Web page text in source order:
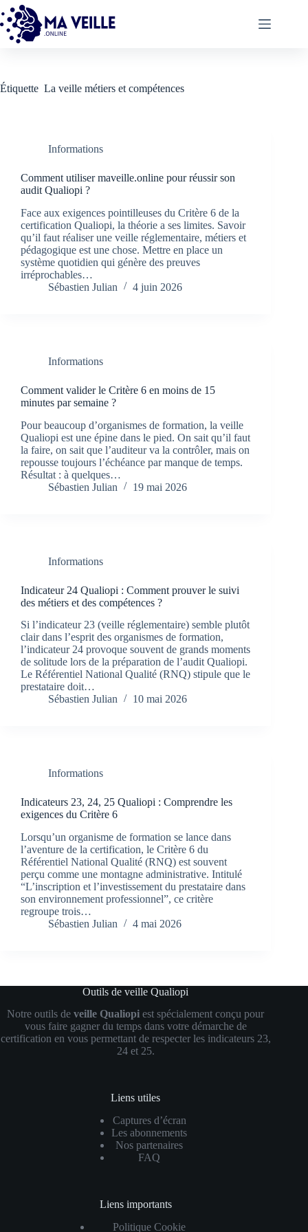
Passer
au
contenu
Étiquette La veille métiers et compétences
Informations
Comment utiliser maveille.online pour réussir son
audit Qualiopi ?
Face aux exigences pointilleuses du Critère 6 de la
certification Qualiopi, la théorie a ses limites. Savoir
qu’il faut réaliser une veille réglementaire, métiers et
pédagogique est une chose. Mettre en place un
système quotidien qui génère des preuves
irréprochables…
Sébastien Julian
4 juin 2026
Informations
Comment valider le Critère 6 en moins de 15
minutes par semaine ?
Pour beaucoup d’organismes de formation, la veille
Qualiopi est une épine dans le pied. On sait qu’il faut
la faire, on sait que l’auditeur va la contrôler, mais on
repousse toujours l’échéance par manque de temps.
Résultat : à quelques…
Sébastien Julian
19 mai 2026
Informations
Indicateur 24 Qualiopi : Comment prouver le suivi
des métiers et des compétences ?
Si l’indicateur 23 (veille réglementaire) semble plutôt
clair dans l’esprit des organismes de formation,
l’indicateur 24 provoque souvent de grands moments
de solitude lors de la préparation de l’audit Qualiopi.
Le Référentiel National Qualité (RNQ) stipule que le
prestataire doit…
Sébastien Julian
10 mai 2026
Informations
Indicateurs 23, 24, 25 Qualiopi : Comprendre les
exigences du Critère 6
Lorsqu’un organisme de formation se lance dans
l’aventure de la certification, le Critère 6 du
Référentiel National Qualité (RNQ) est souvent
perçu comme une montagne administrative. Intitulé
“L’inscription et l’investissement du prestataire dans
son environnement professionnel”, ce critère
regroupe trois…
Sébastien Julian
4 mai 2026
Outils de veille Qualiopi
Notre outils deveille Qualiopiest spécialement conçu pour
vous faire gagner du temps dans votre démarche de
certification en vous permettant de respecter les indicateurs 23,
24 et 25.
Liens utiles
Captures d’écran
Les abonnements
Nos partenaires
FAQ
Liens importants
Politique Cookie